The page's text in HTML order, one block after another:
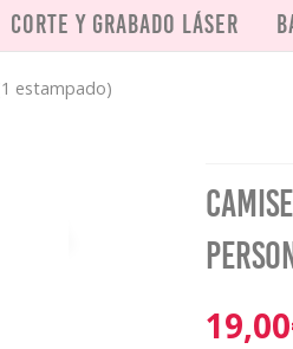
Corte y grabado láser
estampado)
19,00